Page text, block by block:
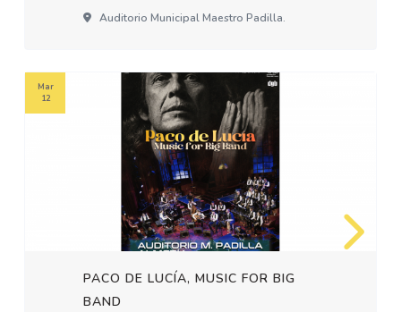
Auditorio Municipal Maestro Padilla.
PACO DE LUCÍA, MUSIC FOR BIG
BAND
Mar
12